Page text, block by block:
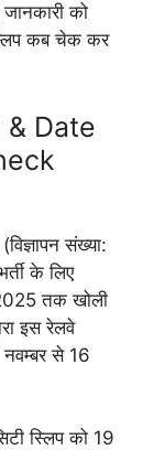
को
कब चेक कर
& Date
संख्या:
के लिए
तक खोली
इस रेलवे
नवम्बर से 16
स्लिप को 19